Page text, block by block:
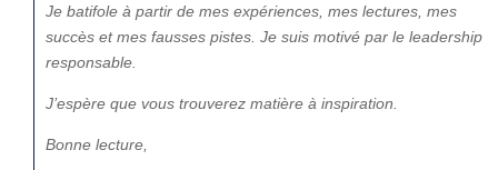
Je batifole à partir de mes expériences, mes lectures, mes
succès et mes fausses pistes. Je suis motivé par le leadership
responsable.
J’espère que vous trouverez matière à inspiration.
Bonne lecture,